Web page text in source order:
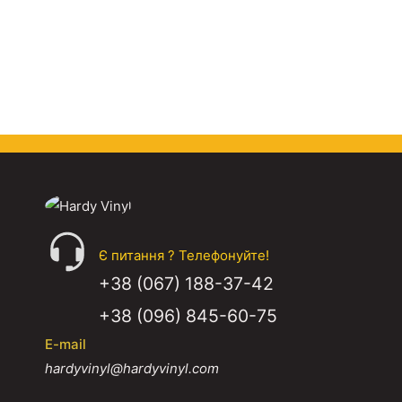
Є питання ? Телефонуйте!
+38 (067) 188-37-42
+38 (096) 845-60-75
E-mail
hardyvinyl@hardyvinyl.com